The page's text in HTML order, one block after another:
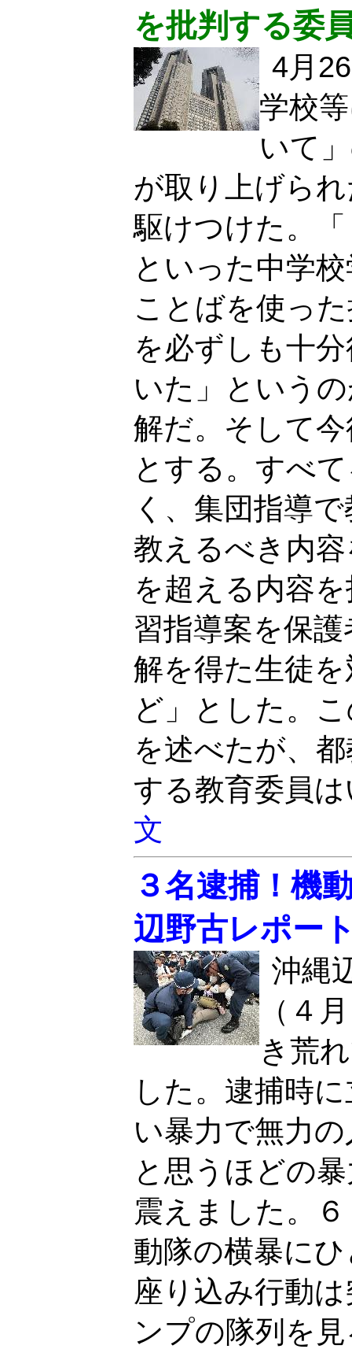
を批判する委
4月
学校
いて
が取り上げら
駆けつけた。
といった中学
ことばを使っ
を必ずしも十
いた」という
解だ。そして
とする。すべ
く、集団指導
教えるべき内
を超える内容
習指導案を保
解を得た生徒
ど」とした。
を述べたが、
する教育委員
文
３名逮捕！機
辺野古レポー
沖縄
（４
き荒
した。逮捕時
い暴力で無力
と思うほどの
震えました。
動隊の横暴に
座り込み行動
ンプの隊列を